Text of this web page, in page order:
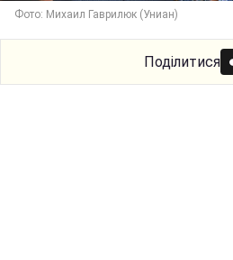
Фото: Михаил Гаврилюк (Униан)
Поділитися